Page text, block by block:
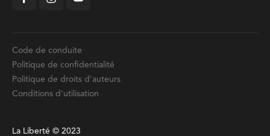
Code de conduite
Politique de confidentialité
Politique de droits d'auteurs
Conditions d'utilisation
La Liberté © 2023